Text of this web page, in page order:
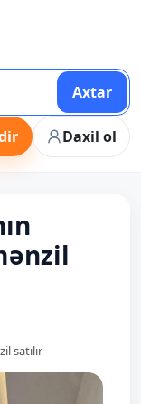
Axtar
Daxil ol
satılır